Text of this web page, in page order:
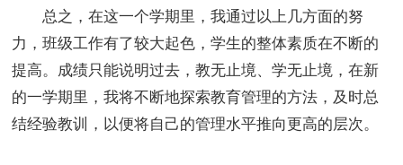
总之，在这一个学期里，我通过以上几方面的努
力，班级工作有了较大起色，学生的整体素质在不断的
提高。成绩只能说明过去，教无止境、学无止境，在新
的一学期里，我将不断地探索教育管理的方法，及时总
结经验教训，以便将自己的管理水平推向更高的层次。